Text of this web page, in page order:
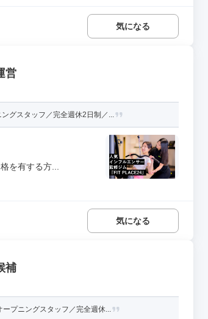
気になる
営
グスタッフ／完全週休2日制／...
を有する方...
気になる
補
プニングスタッフ／完全週休...